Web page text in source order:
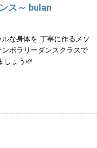
of kawana0358 ～
ス～ bulan
な身体を 丁寧に作るメソ